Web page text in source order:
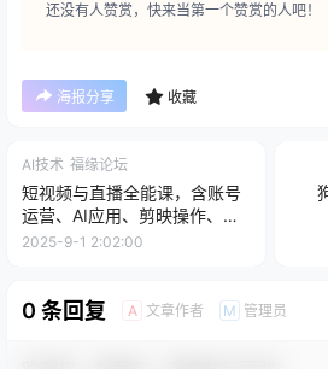
还没有人赞赏，快来当第一个赞赏的人吧！
海报分享 收藏
AI技术 福缘论坛
短视频与直播全能课，含账号
运营、AI应用、剪映操作、特
效制作、带货及直播技巧等
2025-9-1 2:02:00
0 条回复 A 文章作者 M 管理员